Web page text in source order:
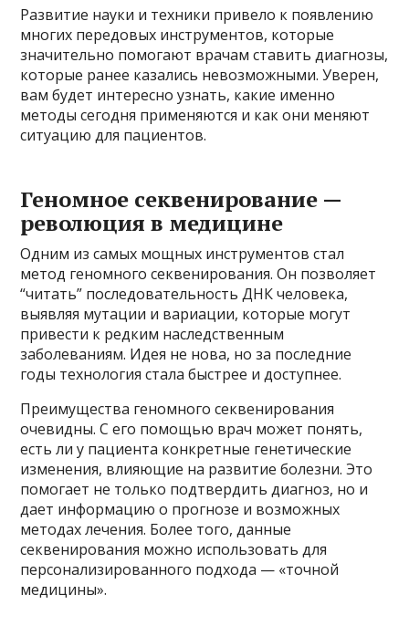
Развитие науки и техники привело к появлению
многих передовых инструментов, которые
значительно помогают врачам ставить диагнозы,
которые ранее казались невозможными. Уверен,
вам будет интересно узнать, какие именно
методы сегодня применяются и как они меняют
ситуацию для пациентов.
Геномное секвенирование —
революция в медицине
Одним из самых мощных инструментов стал
метод геномного секвенирования. Он позволяет
“читать” последовательность ДНК человека,
выявляя мутации и вариации, которые могут
привести к редким наследственным
заболеваниям. Идея не нова, но за последние
годы технология стала быстрее и доступнее.
Преимущества геномного секвенирования
очевидны. С его помощью врач может понять,
есть ли у пациента конкретные генетические
изменения, влияющие на развитие болезни. Это
помогает не только подтвердить диагноз, но и
дает информацию о прогнозе и возможных
методах лечения. Более того, данные
секвенирования можно использовать для
персонализированного подхода — «точной
медицины».